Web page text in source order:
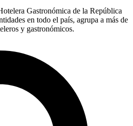
Gastronómica de la República
en todo el país, agrupa a más de
y gastronómicos.